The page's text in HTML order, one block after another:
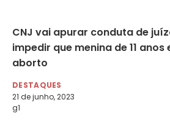
CNJ vai apurar conduta de
impedir que menina de 11
aborto
DESTAQUES
21 de junho, 2023
g1